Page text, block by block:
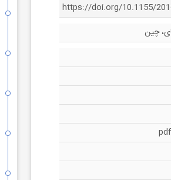
https://doi.org/10.1155/